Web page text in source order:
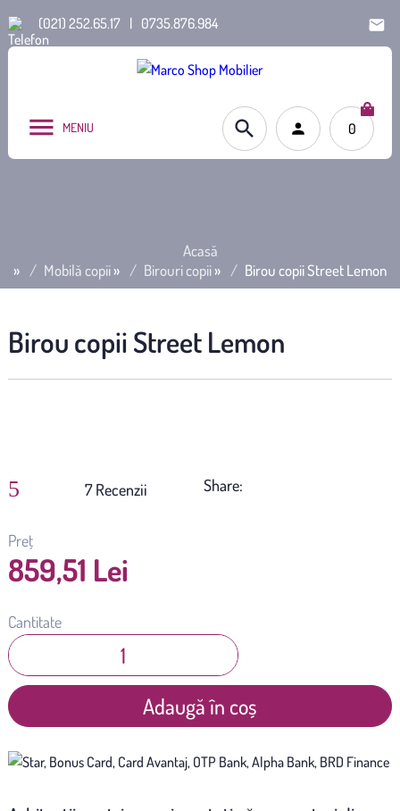
(021) 252.65.17 | 0735.876.984
MENIU 0
Acasă
»
Mobilă copii» Birouri copii» Birou copii Street Lemon
Birou copii Street Lemon
5 7 Share:
Preț
859,51 Lei
Cantitate
Adaugă în coș